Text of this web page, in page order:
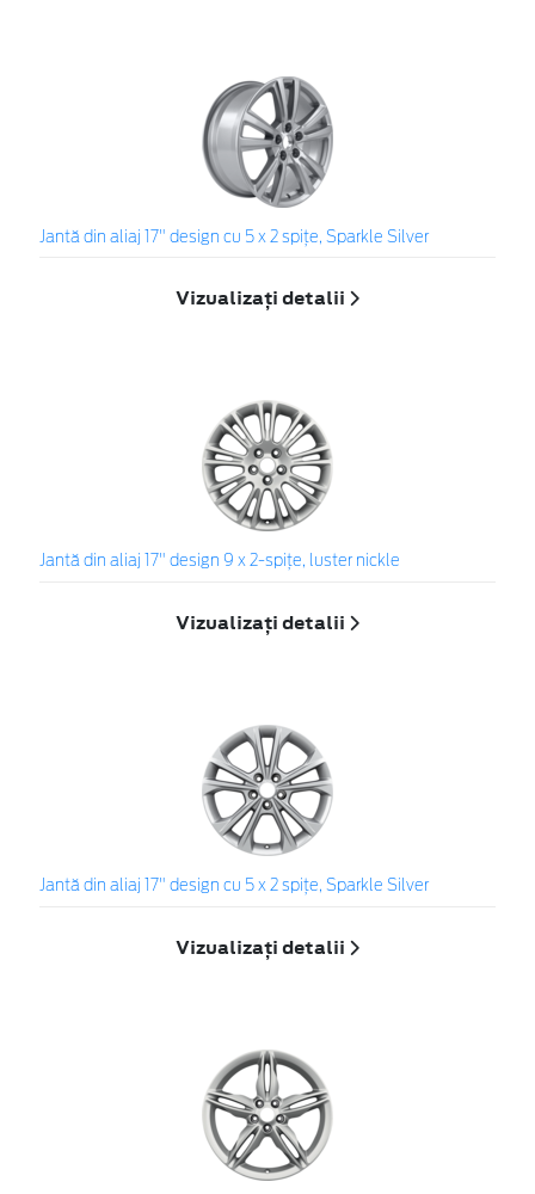
Jantă din aliaj 17" design cu 5 x 2 spiţe, Sparkle Silver
Vizualizați detalii
Jantă din aliaj 17" design 9 x 2-spiţe, luster nickle
Vizualizați detalii
Jantă din aliaj 17" design cu 5 x 2 spiţe, Sparkle Silver
Vizualizați detalii